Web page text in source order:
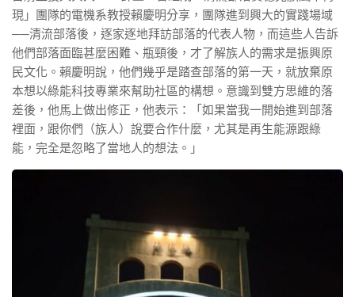
現」團隊的電機系教授賴慶明分享，團隊進到興大的實踐場域
──清流部落後，逐家逐地拜訪部落的代表人物，而這些人告訴
他們部落面臨甚麼困難、瓶頸後，才了解族人的需求是振興原
民文化。賴慶明說，他們幾乎是踏查部落的第一天，就放棄原
本想以綠能科技專業來幫助社區的構想。意識到雙方思維的落
差後，他馬上做出修正，他表示：「如果當我一開始進到部落
裡面，跟你們（族人）說要合作什麼，尤其是再生能源跟綠
能，完全是忽略了當地人的想法。」